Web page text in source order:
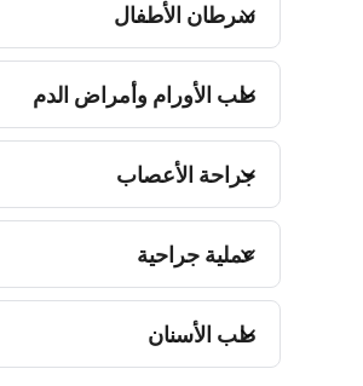
سرطان الأطفال
طب الأورام وأمراض الدم
جراحة الأعصاب
عملية جراحية
طب الأسنان